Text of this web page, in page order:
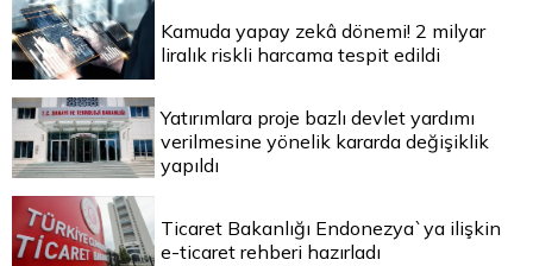
Kamuda yapay zekâ dönemi! 2 milyar
liralık riskli harcama tespit edildi
Yatırımlara proje bazlı devlet yardımı
verilmesine yönelik kararda değişiklik
yapıldı
Ticaret Bakanlığı Endonezya`ya ilişkin
e-ticaret rehberi hazırladı